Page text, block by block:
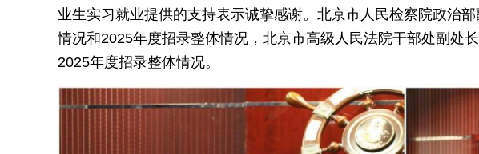
业生实习就业提供的支持表示诚挚感谢。北京市人民检察院政治
情况和2025年度招录整体情况，北京市高级人民法院干部处副处
2025年度招录整体情况。